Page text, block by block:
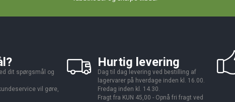
dit spørgsmål og
vil gøre,
Hurtig levering
Dag til dag levering ved bestilling af
lagervarer på hverdage inden kl. 16.00.
Fredag inden kl. 14.30.
Fragt fra KUN 45,00 - Opnå fri fragt ved